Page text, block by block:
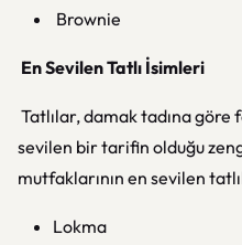
Brownie
En Sevilen Tatlı İsimleri
Tatlılar, damak tadına göre
sevilen bir tarifin olduğu
mutfaklarının en sevilen
Lokma